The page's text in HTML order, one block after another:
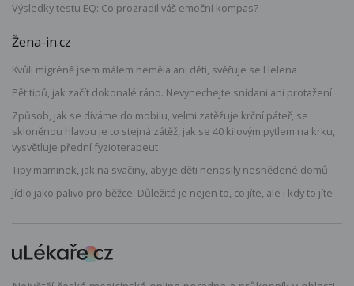
Výsledky testu EQ: Co prozradil váš emoční kompas?
Žena-in.cz
Kvůli migréně jsem málem neměla ani děti, svěřuje se Helena
Pět tipů, jak začít dokonalé ráno. Nevynechejte snídani ani protažení
Způsob, jak se díváme do mobilu, velmi zatěžuje krční páteř, se
skloněnou hlavou je to stejná zátěž, jak se 40 kilovým pytlem na krku,
vysvětluje přední fyzioterapeut
Tipy maminek, jak na svačiny, aby je děti nenosily nesnědené domů
Jídlo jako palivo pro běžce: Důležité je nejen to, co jíte, ale i kdy to jíte